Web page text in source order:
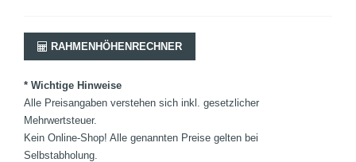
RAHMENHÖHENRECHNER
* Wichtige Hinweise
Alle Preisangaben verstehen sich inkl. gesetzlicher
Mehrwertsteuer.
Kein Online-Shop! Alle genannten Preise gelten bei
Selbstabholung.